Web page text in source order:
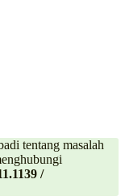
tentang masalah
/